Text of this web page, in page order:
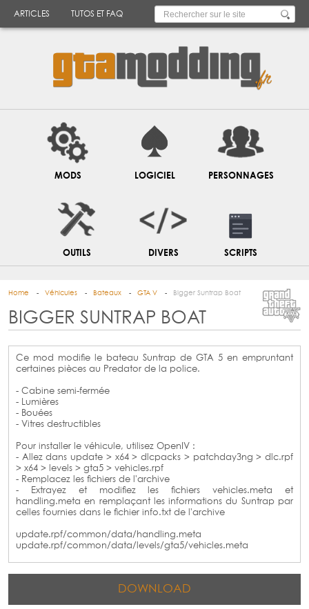
ARTICLES TUTOS ET FAQ
MODS LOGICIEL PERSONNAGES
OUTILS DIVERS SCRIPTS
Home Véhicules Bateaux GTA V Bigger Suntrap Boat
BIGGER SUNTRAP BOAT
Ce mod modifie le bateau Suntrap de GTA 5 en empruntant
certaines pièces au Predator de la police.
- Cabine semi-fermée
- Lumières
- Bouées
- Vitres destructibles
Pour installer le véhicule, utilisez OpenIV :
- Allez dans update > x64 > dlcpacks > patchday3ng > dlc.rpf
> x64 > levels > gta5 > vehicles.rpf
- Remplacez les fichiers de l'archive
- Extrayez et modifiez les fichiers vehicles.meta et
handling.meta en remplaçant les informations du Suntrap par
celles fournies dans le fichier info.txt de l'archive
update.rpf/common/data/handling.meta
update.rpf/common/data/levels/gta5/vehicles.meta
DOWNLOAD